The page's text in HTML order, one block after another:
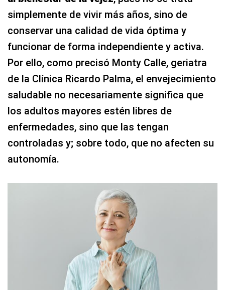
simplemente de vivir más años, sino de
conservar una calidad de vida óptima y
funcionar de forma independiente y activa.
Por ello, como precisó Monty Calle, geriatra
de la Clínica Ricardo Palma, el envejecimiento
saludable no necesariamente significa que
los adultos mayores estén libres de
enfermedades, sino que las tengan
controladas y; sobre todo, que no afecten su
autonomía.